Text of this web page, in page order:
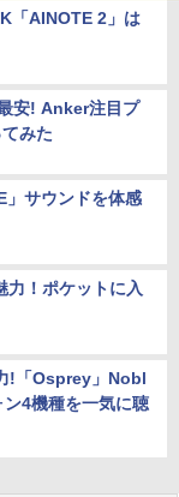
「AINOTE 2」は
安! Anker注目プ
みた
」サウンドを体感
力！ポケットに入
!「Osprey」Nobl
4機種を一気に聴